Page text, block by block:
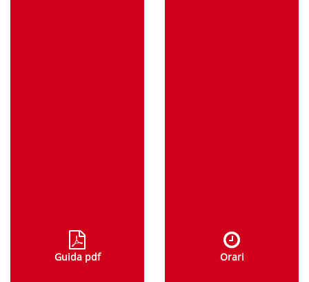
Guida pdf Orari